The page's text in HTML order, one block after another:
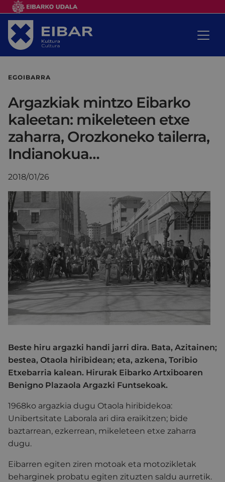
EGOIBARRA
Argazkiak mintzo Eibarko
kaleetan: mikeleteen etxe
zaharra, Orozkoneko tailerra,
Indianokua…
2018/01/26
Beste hiru argazki handi jarri dira. Bata, Azitainen;
bestea, Otaola hiribidean; eta, azkena, Toribio
Etxebarria kalean. Hirurak Eibarko Artxiboaren
Benigno Plazaola Argazki Funtsekoak.
1968ko argazkia dugu Otaola hiribidekoa:
Unibertsitate Laborala ari dira eraikitzen; bide
baztarrean, ezkerrean, mikeleteen etxe zaharra
dugu.
Eibarren egiten ziren motoak eta motozikletak
beharginek probatu egiten zituzten saldu aurretik.